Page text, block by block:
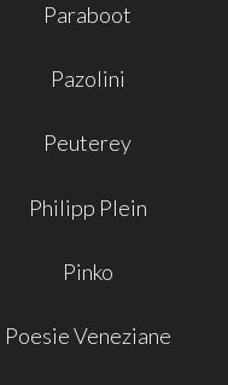
Paraboot
Pazolini
Peuterey
Philipp Plein
Pinko
Poesie Veneziane